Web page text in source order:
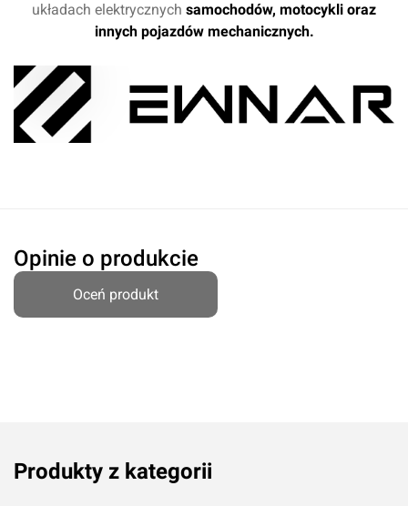
układach elektrycznych samochodów, motocykli oraz
innych pojazdów mechanicznych.
Opinie o produkcie
Oceń produkt
Produkty z kategorii